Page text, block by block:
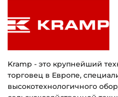
Kramp - это крупнейший
торговец в Европе,
высокотехнологичного